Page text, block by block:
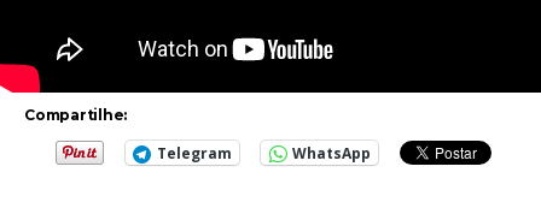
Compartilhe:
Telegram WhatsApp